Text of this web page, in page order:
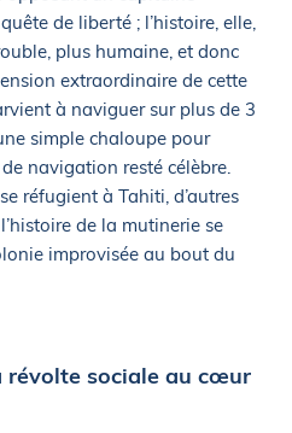
de liberté ; l’histoire, elle,
plus humaine, et donc
extraordinaire de cette
à naviguer sur plus de 3
simple chaloupe pour
navigation resté célèbre.
réfugient à Tahiti, d’autres
de la mutinerie se
improvisée au bout du
révolte sociale au cœur